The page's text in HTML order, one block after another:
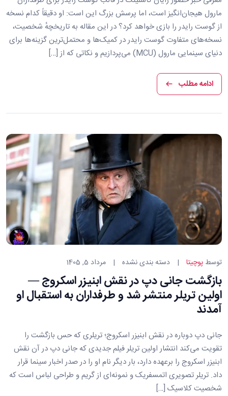
مارول هیجان‌انگیز است، اما پرسش بزرگ این است: او دقیقاً کدام نسخه
از گوست رایدر را بازی خواهد کرد؟ در این مقاله به تاریخچهٔ شخصیت،
نسخه‌های متفاوت گوست رایدر در کمیک‌ها و محتمل‌ترین گزینه‌ها برای
دنیای سینمایی مارول (MCU) می‌پردازیم و نکاتی که از […]
ادامه مطلب
توسط پوچیتا
دسته
بندی
ها:
دسته بندی نشده مرداد 5, 1405
بازگشت جانی دپ در نقش ابنیزر اسکروج —
اولین تریلر منتشر شد و طرفداران به استقبال او
آمدند
جانی دپ دوباره در نقش ابنیزر اسکروج؛ تریلری که حس بازگشت را
تقویت می‌کند انتشار اولین تریلر فیلم جدیدی که جانی دپ در آن نقش
ابنیزر اسکروج را برعهده دارد، بار دیگر نام او را در صدر اخبار سینما قرار
داد. تریلر تصویری اتمسفریک و نمونه‌ای از گریم و طراحی لباس است که
شخصیت کلاسیک […]
ثبت‌نام
قبلاً یک حساب کاربری دارد